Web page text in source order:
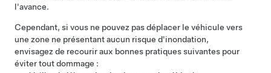
l'avance.
Cependant, si vous ne pouvez pas déplacer le véhicule vers
une zone ne présentant aucun risque d'inondation,
envisagez de recourir aux bonnes pratiques suivantes pour
éviter tout dommage :